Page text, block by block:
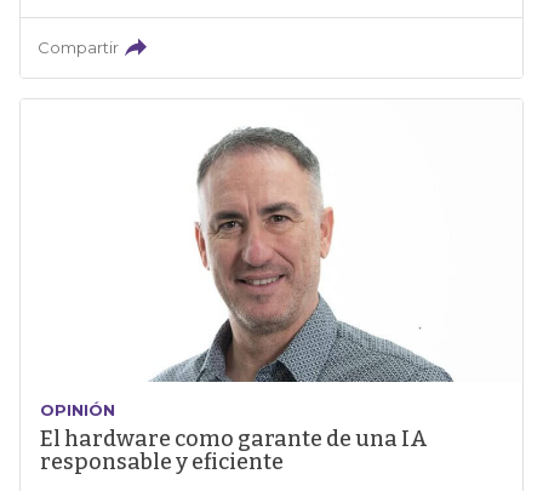
Compartir
OPINIÓN
El hardware como garante de una IA
responsable y eficiente